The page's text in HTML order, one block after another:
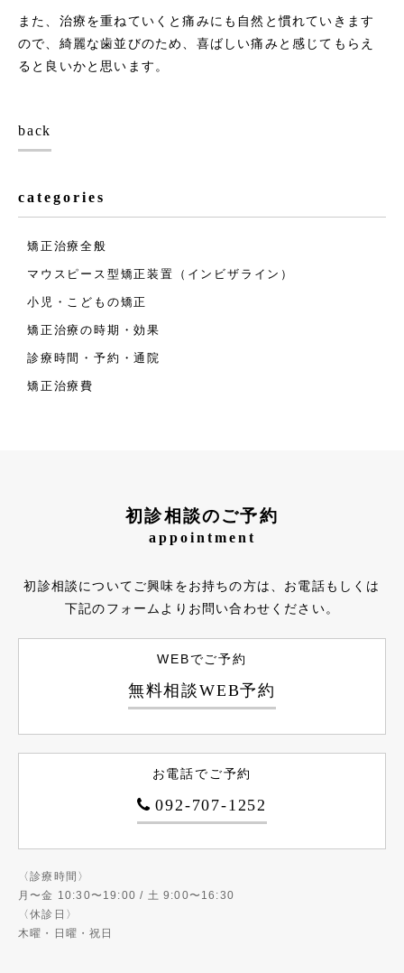
また、治療を重ねていくと痛みにも自然と慣れていきます
ので、綺麗な歯並びのため、喜ばしい痛みと感じてもらえ
ると良いかと思います。
back
categories
矯正治療全般
マウスピース型矯正装置（インビザライン）
小児・こどもの矯正
矯正治療の時期・効果
診療時間・予約・通院
矯正治療費
初診相談のご予約
appointment
初診相談についてご興味をお持ちの方は、お電話もしくは
下記のフォームよりお問い合わせください。
WEBでご予約
無料相談WEB予約
お電話でご予約
092-707-1252
〈診療時間〉
月〜金 10:30〜19:00 / 土 9:00〜16:30
〈休診日〉
木曜・日曜・祝日